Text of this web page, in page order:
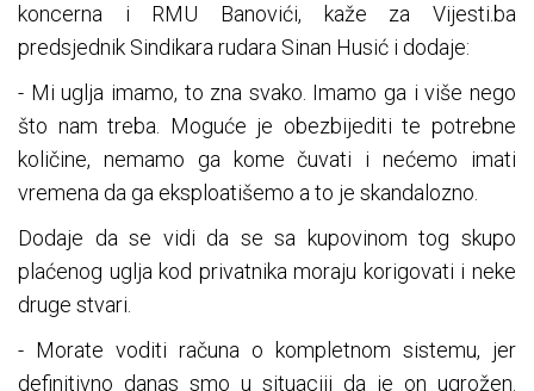
koncerna i RMU Banovići, kaže za Vijesti.ba
predsjednik Sindikara rudara Sinan Husić i dodaje:
- Mi uglja imamo, to zna svako. Imamo ga i više nego
što nam treba. Moguće je obezbijediti te potrebne
količine, nemamo ga kome čuvati i nećemo imati
vremena da ga eksploatišemo a to je skandalozno.
Dodaje da se vidi da se sa kupovinom tog skupo
plaćenog uglja kod privatnika moraju korigovati i neke
druge stvari.
- Morate voditi računa o kompletnom sistemu, jer
definitivno danas smo u situaciji da je on ugrožen.